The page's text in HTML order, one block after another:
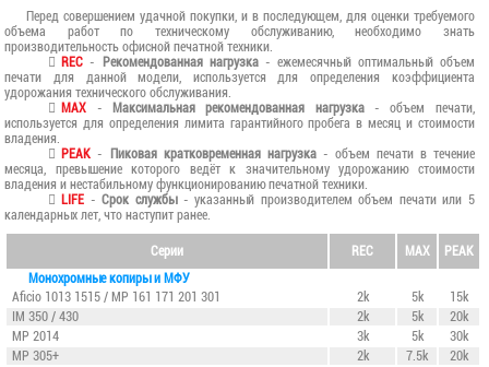
Перед совершением удачной покупки, и в последующем, для оценки требуемого
объема работ по техническому обслуживанию, необходимо знать
производительность офисной печатной техники.
REC - Рекомендованная нагрузка- ежемесячный оптимальный объем
печати для данной модели, используется для определения коэффициента
удорожания технического обслуживания.
MAX - Максимальная рекомендованная нагрузка- объем печати,
используется для определения лимита гарантийного пробега в месяц и стоимости
владения.
PEAK - Пиковая кратковременная нагрузка- объем печати в течение
месяца, превышение которого ведёт к значительному удорожанию стоимости
владения и нестабильному функционированию печатной техники.
LIFE -Срок службы- указанный производителем объем печати или 5
календарных лет, что наступит ранее.
Серии REC MAX
PEAK
Монохромные копиры и МФУ
Aficio 1013 1515 / MP 161 171 201 301
2k 5k
15k
IM 350 / 430 2k 5k
20k
MP 2014
3k 5k
30k
MP 305+
2k 7.5k
20k